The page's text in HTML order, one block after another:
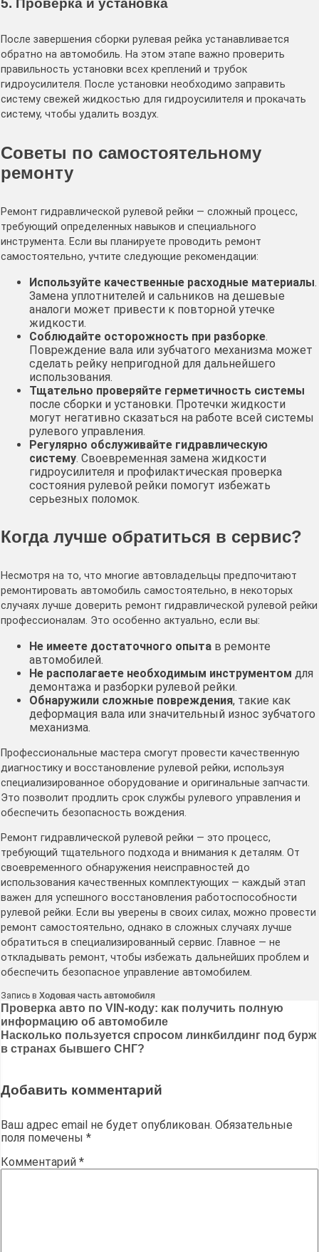
5. Проверка и установка
После завершения сборки рулевая рейка устанавливается
обратно на автомобиль. На этом этапе важно проверить
правильность установки всех креплений и трубок
гидроусилителя. После установки необходимо заправить
систему свежей жидкостью для гидроусилителя и прокачать
систему, чтобы удалить воздух.
Советы по самостоятельному
ремонту
Ремонт гидравлической рулевой рейки — сложный процесс,
требующий определенных навыков и специального
инструмента. Если вы планируете проводить ремонт
самостоятельно, учтите следующие рекомендации:
Используйте качественные расходные материалы.
Замена уплотнителей и сальников на дешевые
аналоги может привести к повторной утечке
жидкости.
Соблюдайте осторожность при разборке.
Повреждение вала или зубчатого механизма может
сделать рейку непригодной для дальнейшего
использования.
Тщательно проверяйте герметичность системы
после сборки и установки. Протечки жидкости
могут негативно сказаться на работе всей системы
рулевого управления.
Регулярно обслуживайте гидравлическую
систему. Своевременная замена жидкости
гидроусилителя и профилактическая проверка
состояния рулевой рейки помогут избежать
серьезных поломок.
Когда лучше обратиться в сервис?
Несмотря на то, что многие автовладельцы предпочитают
ремонтировать автомобиль самостоятельно, в некоторых
случаях лучше доверить ремонт гидравлической рулевой рейки
профессионалам. Это особенно актуально, если вы:
Не имеете достаточного опыта в ремонте
автомобилей.
Не располагаете необходимым инструментом для
демонтажа и разборки рулевой рейки.
Обнаружили сложные повреждения, такие как
деформация вала или значительный износ зубчатого
механизма.
Профессиональные мастера смогут провести качественную
диагностику и восстановление рулевой рейки, используя
специализированное оборудование и оригинальные запчасти.
Это позволит продлить срок службы рулевого управления и
обеспечить безопасность вождения.
Ремонт гидравлической рулевой рейки — это процесс,
требующий тщательного подхода и внимания к деталям. От
своевременного обнаружения неисправностей до
использования качественных комплектующих — каждый этап
важен для успешного восстановления работоспособности
рулевой рейки. Если вы уверены в своих силах, можно провести
ремонт самостоятельно, однако в сложных случаях лучше
обратиться в специализированный сервис. Главное — не
откладывать ремонт, чтобы избежать дальнейших проблем и
обеспечить безопасное управление автомобилем.
Запись в Ходовая часть автомобиля
Навигация
по
записям
Проверка авто по VIN-коду: как получить полную
информацию об автомобиле
Насколько пользуется спросом линкбилдинг под бурж
в странах бывшего СНГ?
Добавить комментарий
Ваш адрес email не будет опубликован. Обязательные
поля помечены *
Комментарий *